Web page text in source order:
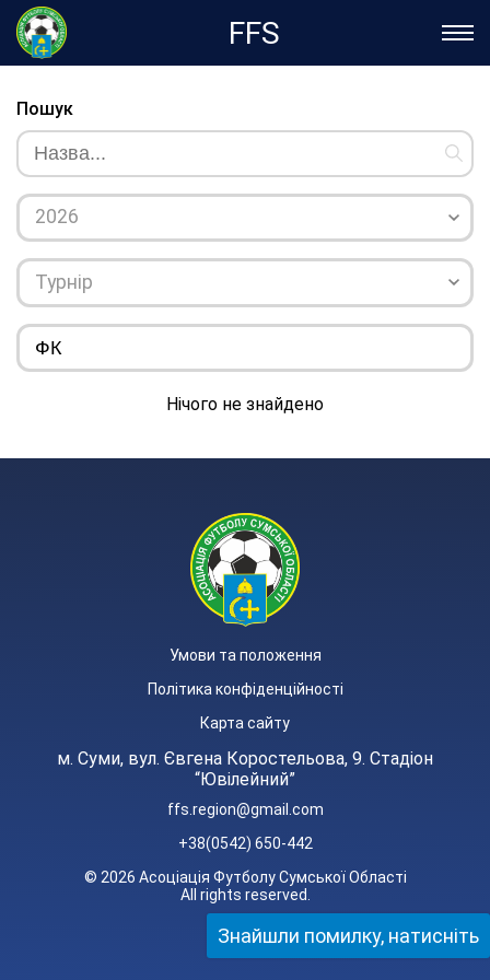
FFS
Нiчого не знайдено
Пошук
2026
Турнір
Умови та положення
Політика конфіденційності
Карта сайту
м. Суми, вул. Євгена Коростельова, 9. Стадіон
“Ювілейний”
ffs.region@gmail.com
+38(0542) 650-442
© 2026 Асоціація Футболу Сумської Області
All rights reserved.
Знайшли помилку, натисніть